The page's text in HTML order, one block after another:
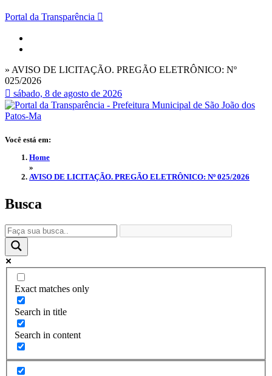
Portal da Transparência
» AVISO DE LICITAÇÃO. PREGÃO ELETRÔNICO: Nº
025/2026
sábado, 8 de agosto de 2026
Você está em:
Home
»
AVISO DE LICITAÇÃO. PREGÃO ELETRÔNICO: Nº 025/2026
Busca
Exact matches only
Search in title
Search in content